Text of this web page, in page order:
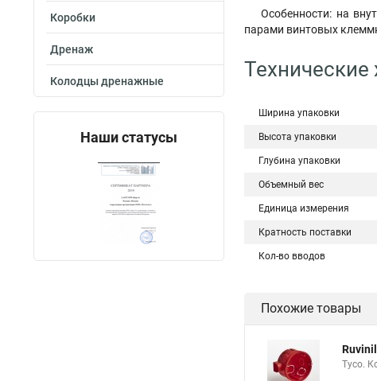
Коробки
Дренаж
Колодцы дренажные
Наши статусы
Особенности: на
парами винтовых
Технические
Ширина упаковки
Высота упаковки
Глубина упаковки
Объемный вес
Единица измерения
Кратность поставки
Кол-во вводов
Похожие товары
Тусо.